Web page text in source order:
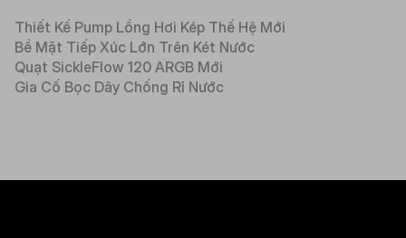
Thiết Kế Pump Lồng Hơi Kép Thế Hệ Mới
Bề Mặt Tiếp Xúc Lớn Trên Két Nước
Quạt SickleFlow 120 ARGB Mới
Gia Cố Bọc Dây Chống Rỉ Nước